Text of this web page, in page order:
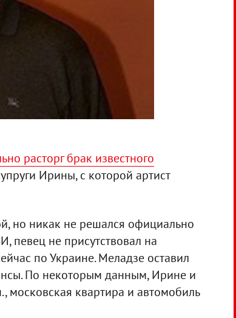
расторг брак известного
Ирины, с которой артист
но никак не решался официально
певец не присутствовал на
по Украине. Меладзе оставил
По некоторым данным, Ирине и
московская квартира и автомобиль